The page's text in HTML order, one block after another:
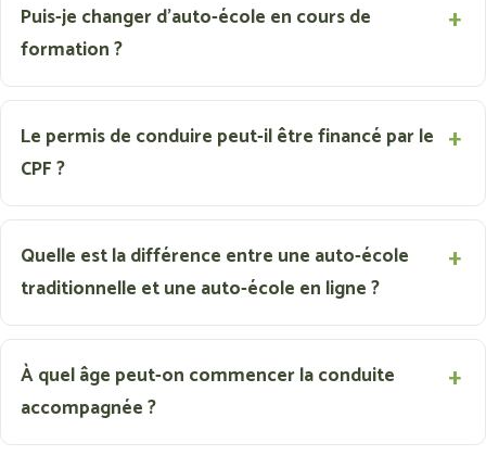
Puis-je changer d'auto-école en cours de
formation ?
Le permis de conduire peut-il être financé par le
CPF ?
Quelle est la différence entre une auto-école
traditionnelle et une auto-école en ligne ?
À quel âge peut-on commencer la conduite
accompagnée ?